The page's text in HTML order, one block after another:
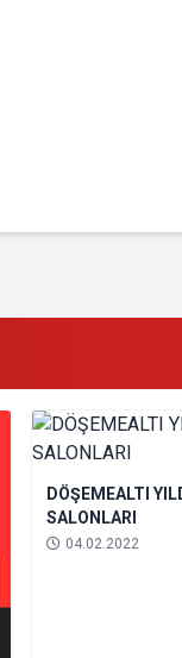
DÖŞEMEALTI
SALONLARI
04.02.2022